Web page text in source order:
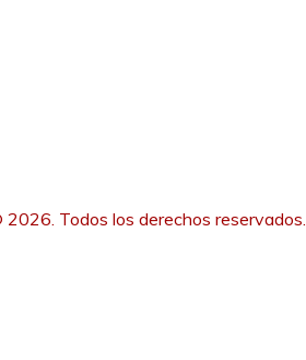
Todos los derechos reservados.